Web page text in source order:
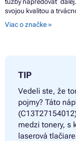
svojou kvalitou a
Viac o značke »
TIP
Vedeli ste, že
pojmy? Táto
medzi tonery, s
laserová